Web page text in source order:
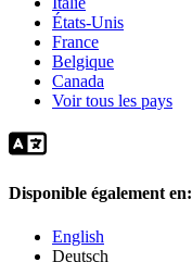
États-Unis
France
Belgique
Canada
Voir tous les pays
Disponible également en:
English
Deutsch